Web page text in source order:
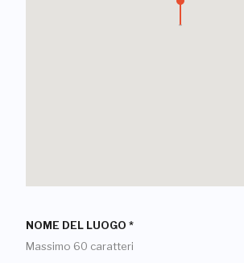
NOME DEL LUOGO *
Massimo 60 caratteri